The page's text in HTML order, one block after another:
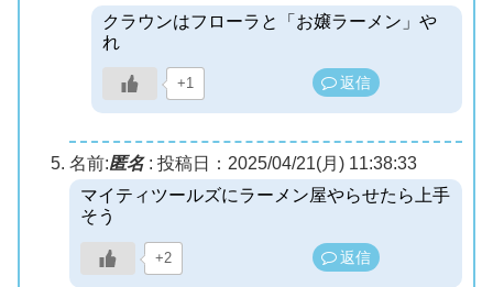
クラウンはフローラと「お嬢ラーメン」や
れ
+1 返信
名前:匿名: 投稿日：2025/04/21(月) 11:38:33
マイティツールズにラーメン屋やらせたら上手
そう
+2 返信